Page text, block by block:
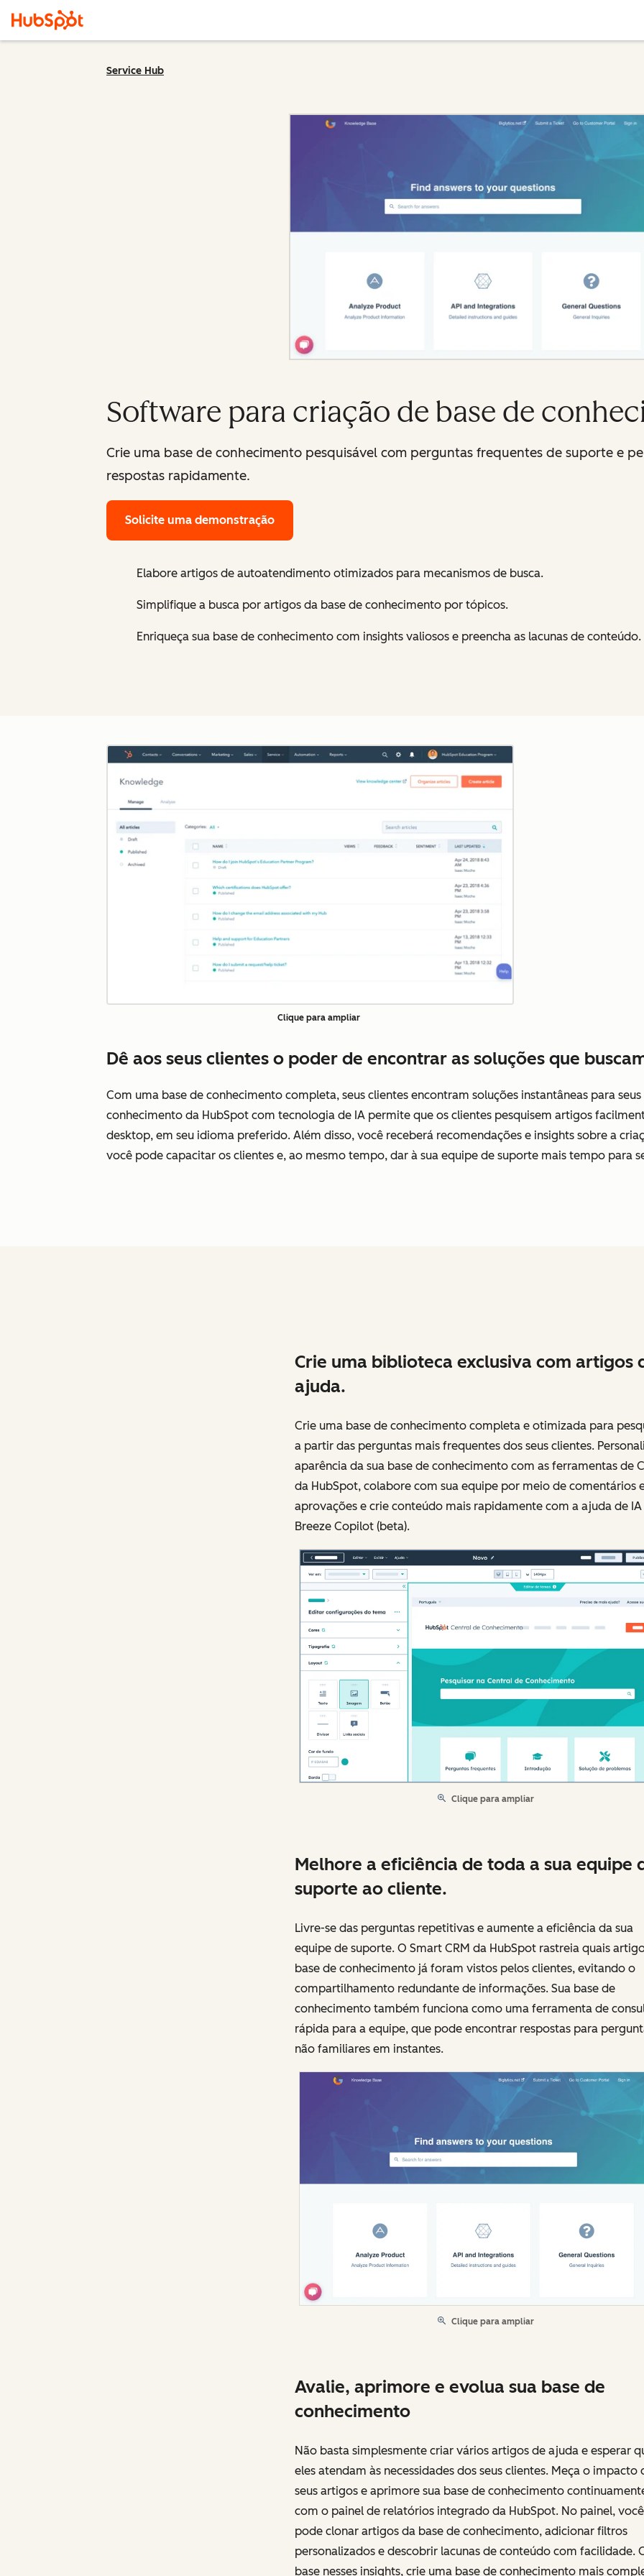
Service Hub
Software para criação de base de
Crie uma base de conhecimento pesquisável com perguntas frequentes de suporte e
respostas rapidamente.
Solicite uma demonstração
Elabore artigos de autoatendimento otimizados para mecanismos de busca.
Simplifique a busca por artigos da base de conhecimento por tópicos.
Enriqueça sua base de conhecimento com insights valiosos e preencha as lacunas de conteúdo.
Clique para ampliar
Dê aos seus clientes o poder de encontrar as soluções que
Com uma base de conhecimento completa, seus clientes encontram soluções instantâneas para
conhecimento da HubSpot com tecnologia de IA permite que os clientes pesquisem artigos
desktop, em seu idioma preferido. Além disso, você receberá recomendações e insights sobre a
você pode capacitar os clientes e, ao mesmo tempo, dar à sua equipe de suporte mais tempo para
Crie uma biblioteca exclusiva com artigos
ajuda.
Crie uma base de conhecimento completa e otimizada para
a partir das perguntas mais frequentes dos seus clientes.
aparência da sua base de conhecimento com as ferramentas de
da HubSpot, colabore com sua equipe por meio de comentários
aprovações e crie conteúdo mais rapidamente com a ajuda de
Breeze Copilot (beta).
Clique para ampliar
Melhore a eficiência de toda a sua equipe
suporte ao cliente.
Livre-se das perguntas repetitivas e aumente a eficiência da sua
equipe de suporte. O Smart CRM da HubSpot rastreia quais
base de conhecimento já foram vistos pelos clientes, evitando o
compartilhamento redundante de informações. Sua base de
conhecimento também funciona como uma ferramenta de
rápida para a equipe, que pode encontrar respostas para
não familiares em instantes.
Clique para ampliar
Avalie, aprimore e evolua sua base de
conhecimento
Não basta simplesmente criar vários artigos de ajuda e esperar
eles atendam às necessidades dos seus clientes. Meça o impacto
seus artigos e aprimore sua base de conhecimento
com o painel de relatórios integrado da HubSpot. No painel, você
pode clonar artigos da base de conhecimento, adicionar filtros
personalizados e descobrir lacunas de conteúdo com facilidade.
base nesses insights, crie uma base de conhecimento mais